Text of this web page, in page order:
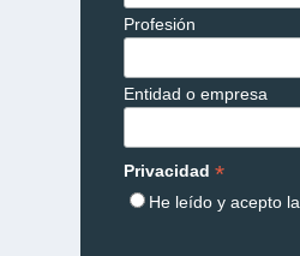
Profesión
Entidad o empresa
Privacidad*
He leído y acepto la